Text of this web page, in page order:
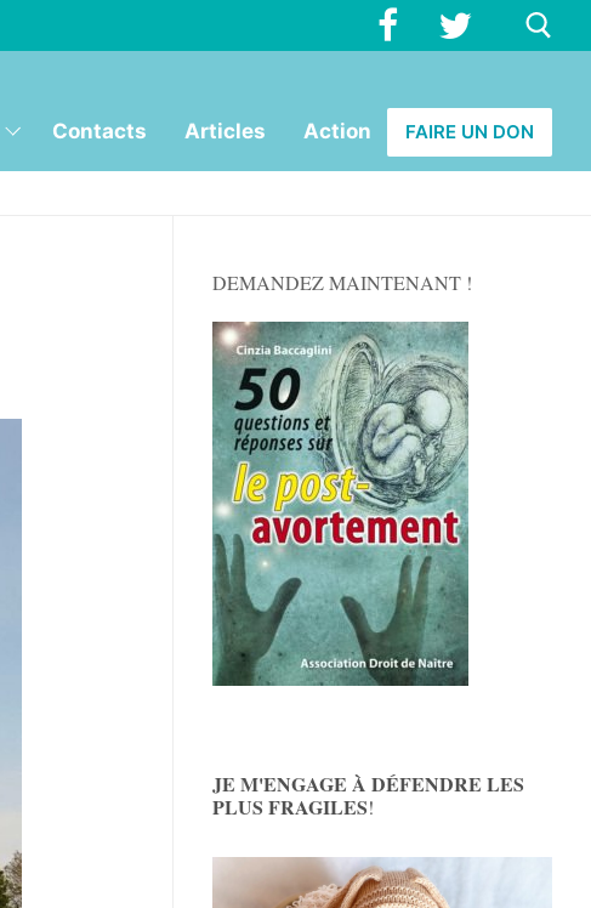
Rechercher :
Contacts Articles Action FAIRE UN DON
DEMANDEZ MAINTENANT !
JE M'ENGAGE À DÉFENDRE LES
PLUS FRAGILES!